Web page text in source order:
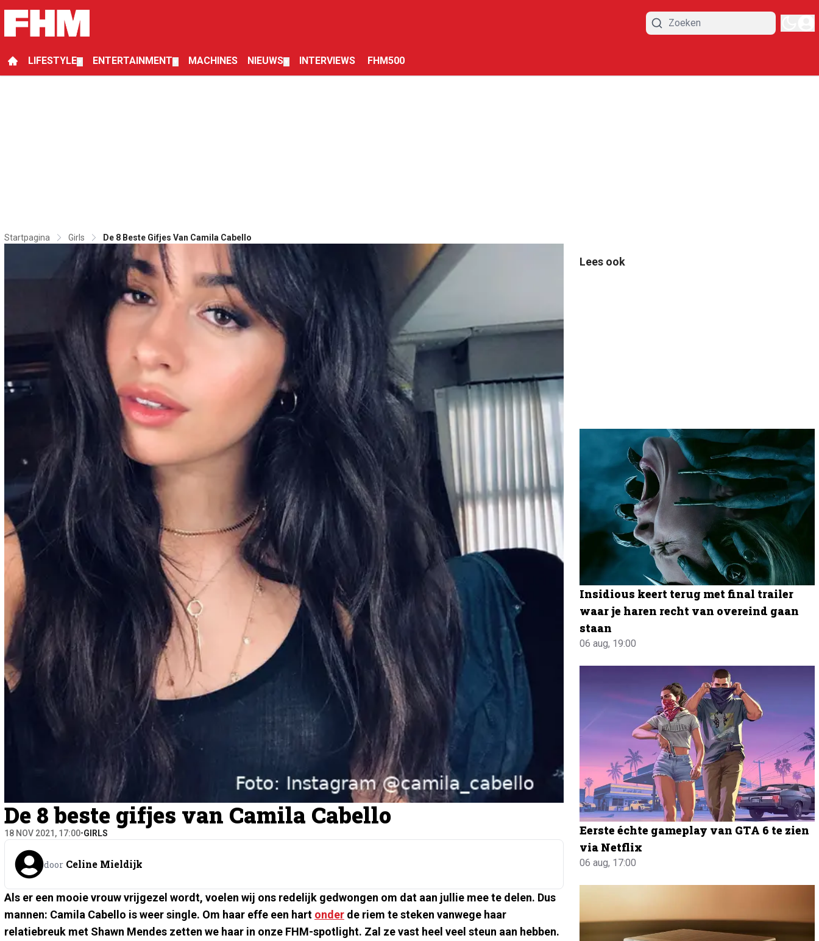
LIFESTYLE ENTERTAINMENT MACHINES NIEUWS INTERVIEWS FHM500
Startpagina Girls De 8 Beste Gifjes Van Camila Cabello
De 8 beste gifjes van Camila Cabello
18 NOV 2021, 17:00•GIRLS
door Celine Mieldijk
Als er een mooie vrouw vrijgezel wordt, voelen wij ons redelijk gedwongen om dat aan jullie mee te delen. Dus
mannen: Camila Cabello is weer single. Om haar effe een hart onder de riem te steken vanwege haar
relatiebreuk met Shawn Mendes zetten we haar in onze FHM-spotlight. Zal ze vast heel veel steun aan hebben.
Lees ook
Insidious keert terug met final trailer
waar je haren recht van overeind gaan
staan
06 aug, 19:00
Eerste échte gameplay van GTA 6 te zien
via Netflix
06 aug, 17:00